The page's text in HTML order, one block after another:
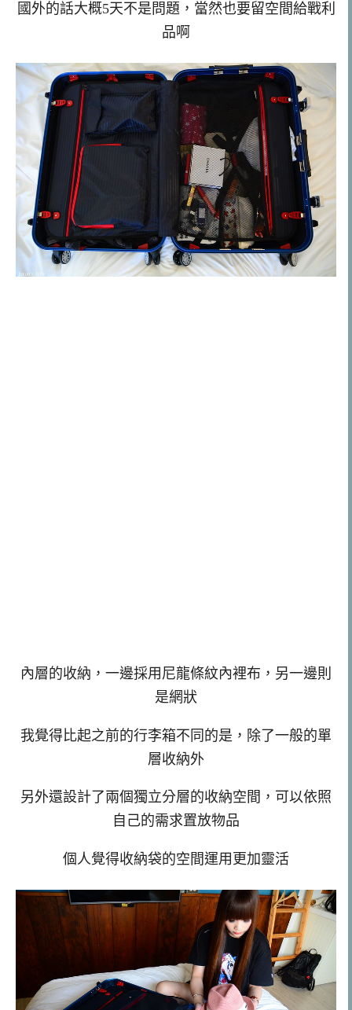
國外的話大概5天不是問題，當然也要留空間給戰利
品啊
內層的收納，一邊採用尼龍條紋內裡布，另一邊則
是網狀
我覺得比起之前的行李箱不同的是，除了一般的單
層收納外
另外還設計了兩個獨立分層的收納空間，可以依照
自己的需求置放物品
個人覺得收納袋的空間運用更加靈活